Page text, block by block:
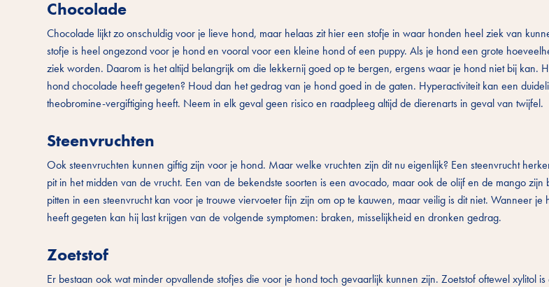
Chocolade
Chocolade lijkt zo onschuldig voor je lieve hond, maar helaas zit hier een stofje in waar honden heel ziek van
stofje is heel ongezond voor je hond en vooral voor een kleine hond of een puppy. Als je hond een grote
ziek worden. Daarom is het altijd belangrijk om die lekkernij goed op te bergen, ergens waar je hond niet bij kan.
hond chocolade heeft gegeten? Houd dan het gedrag van je hond goed in de gaten. Hyperactiviteit kan een
theobromine-vergiftiging heeft. Neem in elk geval geen risico en raadpleeg altijd de dierenarts in geval van twijfel.
Steenvruchten
Ook steenvruchten kunnen giftig zijn voor je hond. Maar welke vruchten zijn dit nu eigenlijk? Een steenvrucht
pit in het midden van de vrucht. Een van de bekendste soorten is een avocado, maar ook de olijf en de mango zijn
pitten in een steenvrucht kan voor je trouwe viervoeter fijn zijn om op te kauwen, maar veilig is dit niet. Wanneer je
heeft gegeten kan hij last krijgen van de volgende symptomen: braken, misselijkheid en dronken gedrag.
Zoetstof
Er bestaan ook wat minder opvallende stofjes die voor je hond toch gevaarlijk kunnen zijn. Zoetstof oftewel xylitol